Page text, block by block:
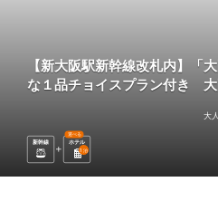
【新大阪駅新幹線改札内】「
な１品チョイスプラン付き
新幹線 ホテル
選べる
1 泊
大